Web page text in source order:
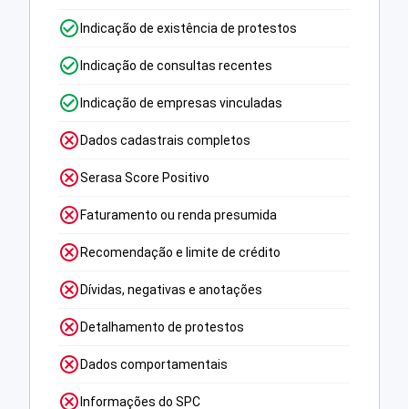
Indicação de existência de protestos
Indicação de consultas recentes
Indicação de empresas vinculadas
Dados cadastrais completos
Serasa Score Positivo
Faturamento ou renda presumida
Recomendação e limite de crédito
Dívidas, negativas e anotações
Detalhamento de protestos
Dados comportamentais
Informações do SPC